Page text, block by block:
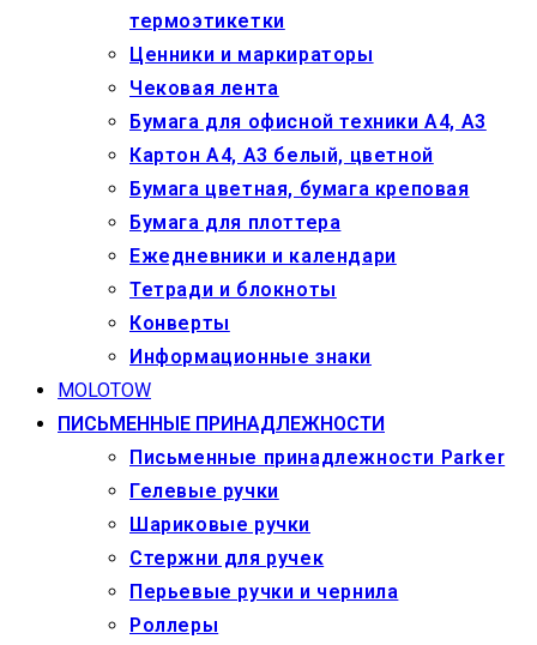
термоэтикетки
Ценники и маркираторы
Чековая лента
Бумага для офисной техники А4, А3
Картон А4, А3 белый, цветной
Бумага цветная, бумага креповая
Бумага для плоттера
Ежедневники и календари
Тетради и блокноты
Конверты
Информационные знаки
MOLOTOW
ПИСЬМЕННЫЕ ПРИНАДЛЕЖНОСТИ
Письменные принадлежности Parker
Гелевые ручки
Шариковые ручки
Стержни для ручек
Перьевые ручки и чернила
Роллеры